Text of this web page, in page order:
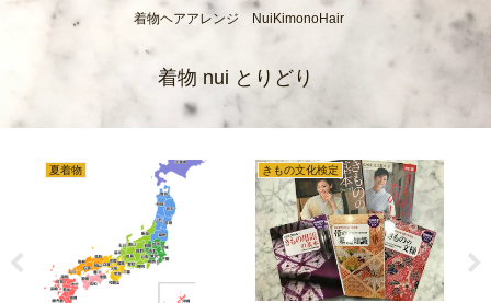
着物ヘアアレンジ NuiKimonoHair
着物 nui とりどり
夏着物 きもの文化検定